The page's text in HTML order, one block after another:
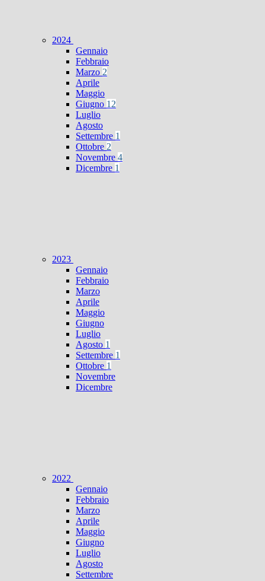
2024
Gennaio
Febbraio
Marzo 2
Aprile
Maggio
Giugno 12
Luglio
Agosto
Settembre 1
Ottobre 2
Novembre 4
Dicembre 1
2023
Gennaio
Febbraio
Marzo
Aprile
Maggio
Giugno
Luglio
Agosto 1
Settembre 1
Ottobre 1
Novembre
Dicembre
2022
Gennaio
Febbraio
Marzo
Aprile
Maggio
Giugno
Luglio
Agosto
Settembre